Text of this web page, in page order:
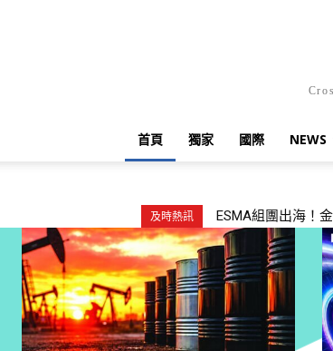
首頁 獨家 國際 NEWS
及時熱訊 孟庭葦35週年巡演